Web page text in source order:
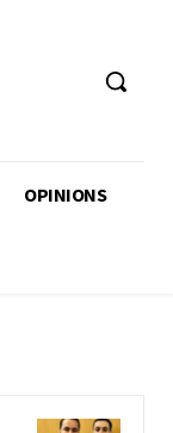
OPINIONS